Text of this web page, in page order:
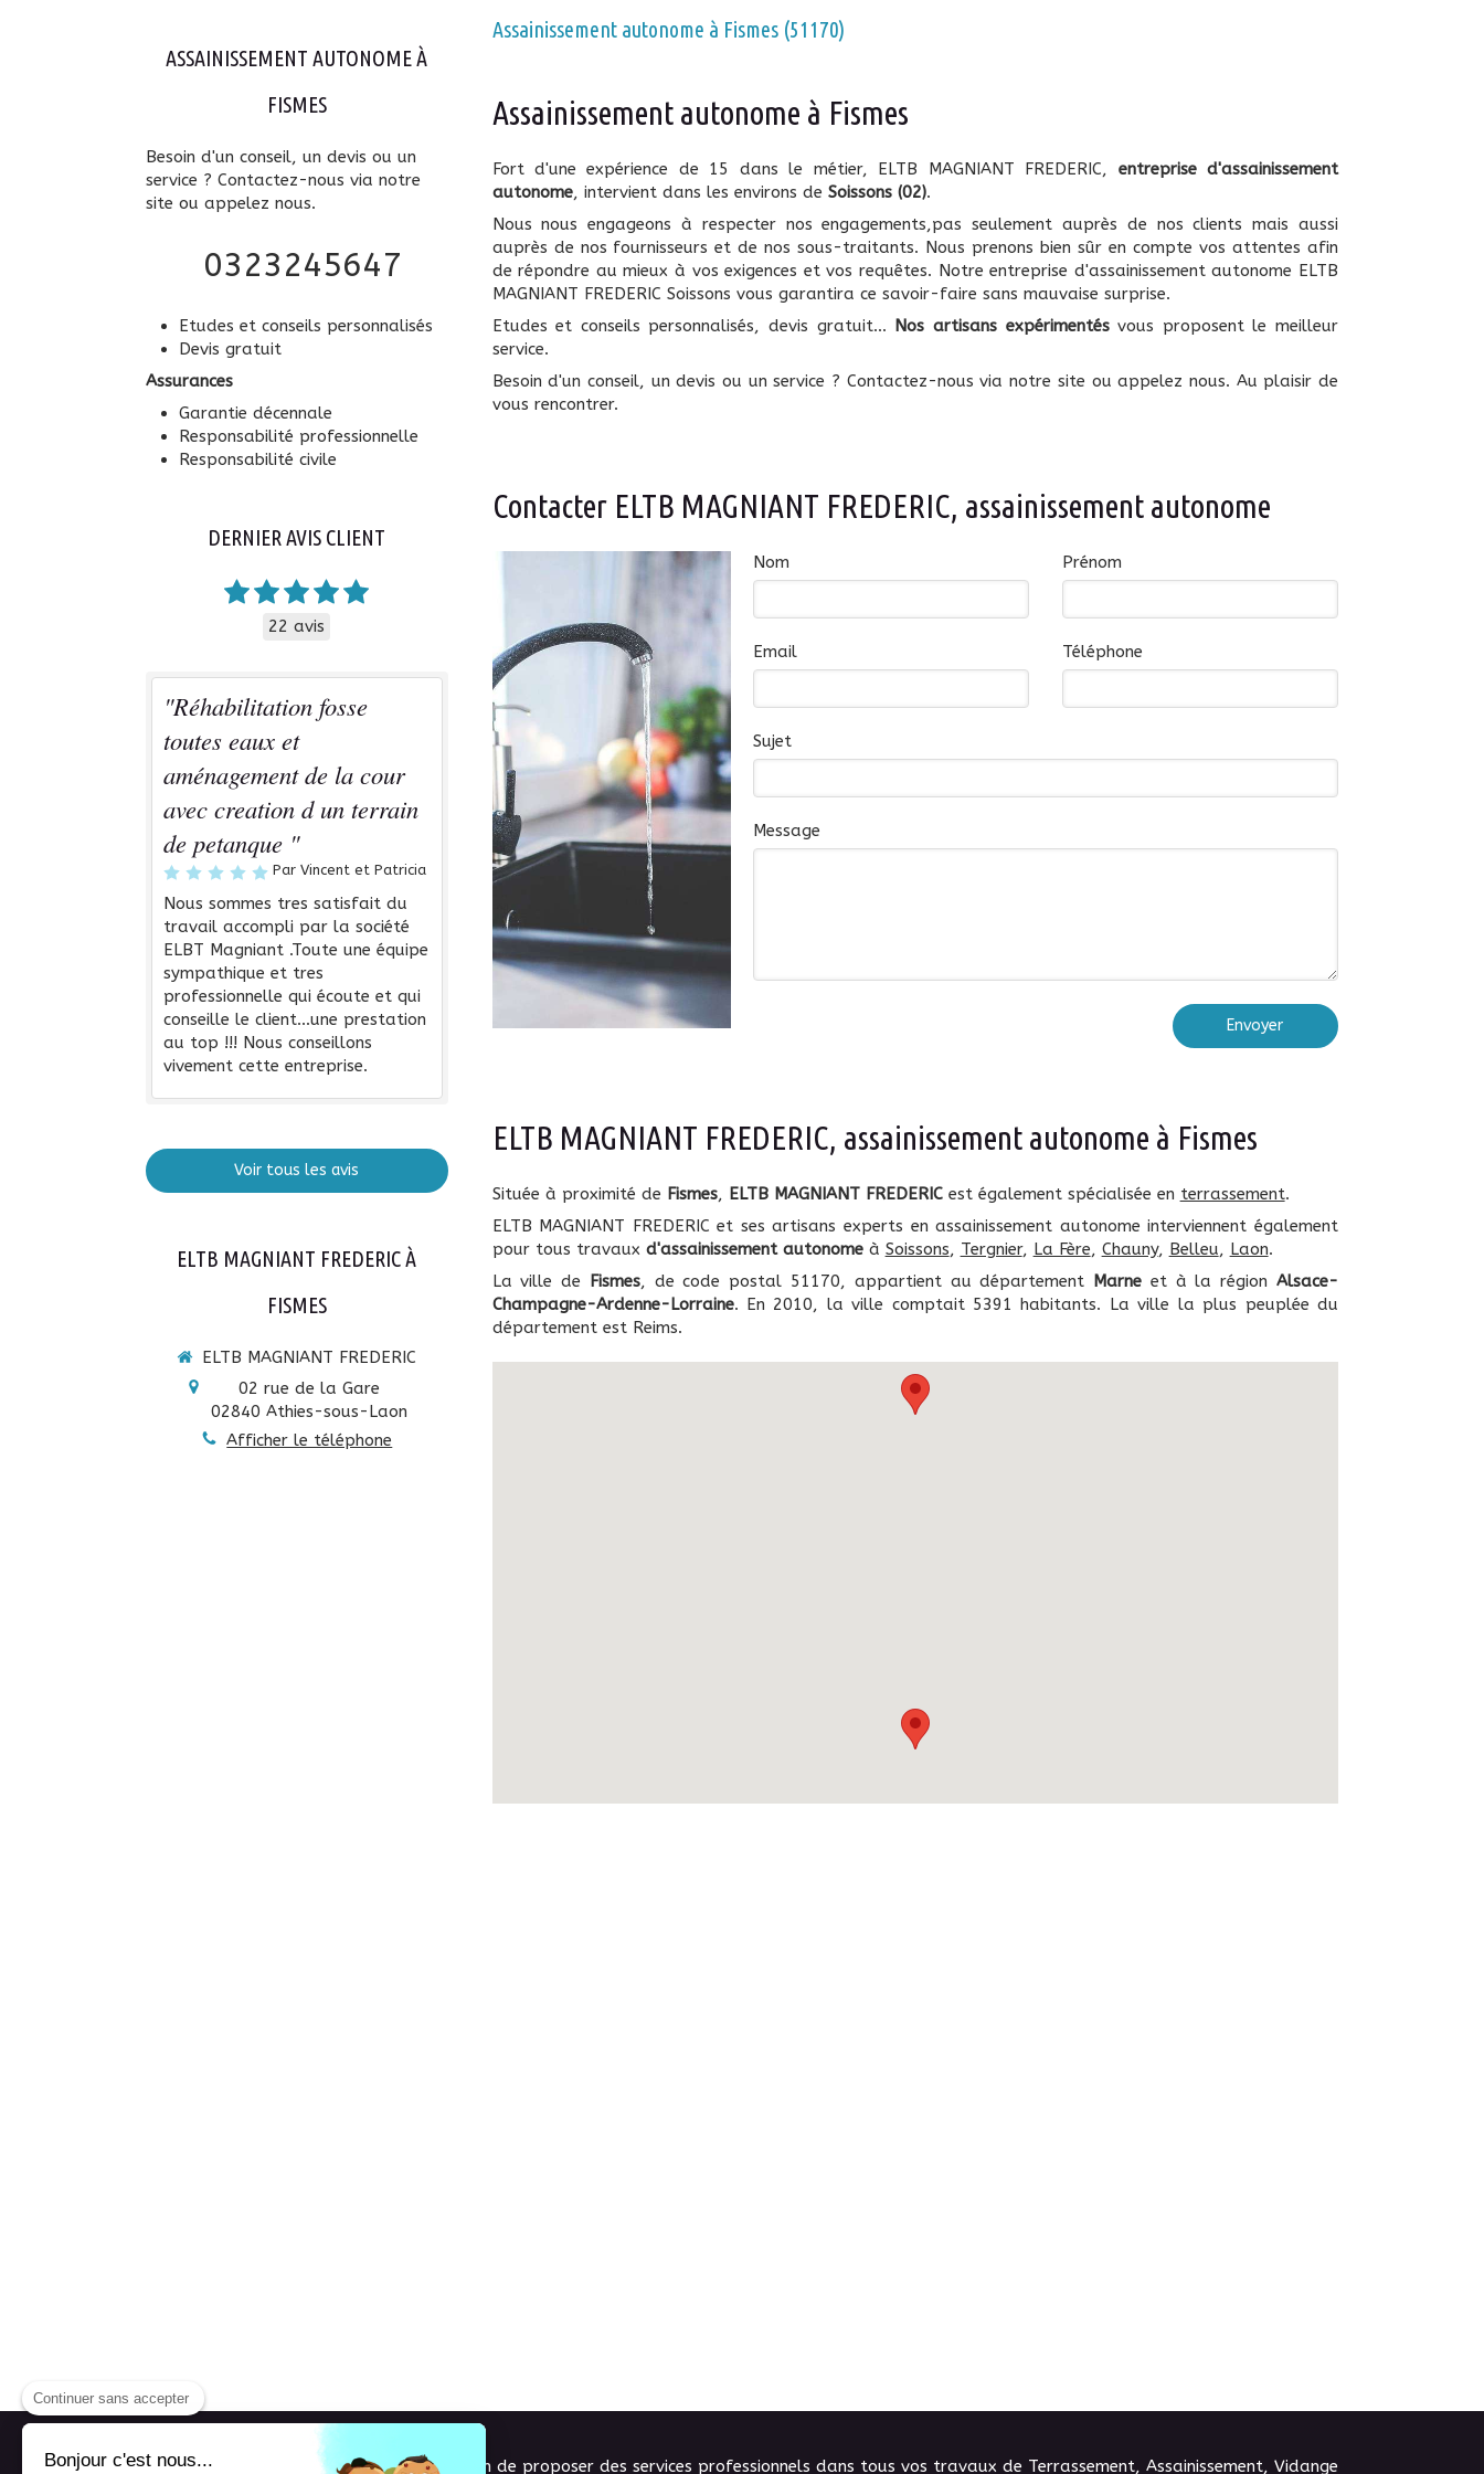
Assainissement autonome à Fismes (51170)
Assainissement autonome à Fismes
Fort d'une expérience de 15 dans le métier, ELTB MAGNIANT FREDERIC, entreprise d'assainissement
autonome, intervient dans les environs de Soissons (02).
Nous nous engageons à respecter nos engagements,pas seulement auprès de nos clients mais aussi
auprès de nos fournisseurs et de nos sous-traitants. Nous prenons bien sûr en compte vos attentes afin
de répondre au mieux à vos exigences et vos requêtes. Notre entreprise d'assainissement autonome ELTB
MAGNIANT FREDERIC Soissons vous garantira ce savoir-faire sans mauvaise surprise.
Etudes et conseils personnalisés, devis gratuit... Nos artisans expérimentésvous proposent le meilleur
service.
Besoin d'un conseil, un devis ou un service ? Contactez-nous via notre site ou appelez nous. Au plaisir de
vous rencontrer.
Contacter ELTB MAGNIANT FREDERIC, assainissement autonome
Nom Prénom
Email Téléphone
Sujet
Message
Envoyer
ELTB MAGNIANT FREDERIC, assainissement autonome à Fismes
Située à proximité de Fismes, ELTB MAGNIANT FREDERICest également spécialisée en terrassement.
ELTB MAGNIANT FREDERIC et ses artisans experts en assainissement autonome interviennent également
pour tous travaux d'assainissement autonomeà Soissons, Tergnier, La Fère, Chauny, Belleu, Laon.
La ville de
Fismes, de code postal 51170, appartient au département Marne et à la région Alsace-
Champagne-Ardenne-Lorraine. En 2010, la ville comptait 5391 habitants. La ville la plus peuplée du
département est Reims.
ASSAINISSEMENT AUTONOME À
FISMES
Besoin d'un conseil, un devis ou un
service ? Contactez-nous via notre
site ou appelez nous.
0323245647
Etudes et conseils personnalisés
Devis gratuit
Assurances
Garantie décennale
Responsabilité professionnelle
Responsabilité civile
DERNIER AVIS CLIENT
22 avis
"Réhabilitation fosse
toutes eaux et
aménagement de la cour
avec creation d un terrain
de petanque "
Par Vincent et Patricia
Nous sommes tres satisfait du
travail accompli par la société
ELBT Magniant .Toute une équipe
sympathique et tres
professionnelle qui écoute et qui
conseille le client...une prestation
au top !!! Nous conseillons
vivement cette entreprise.
Voir tous les avis
ELTB MAGNIANT FREDERIC À
FISMES
ELTB MAGNIANT FREDERIC
02 rue de la Gare
02840 Athies-sous-Laon
Afficher le téléphone
La Société ELTB est à votre disposition afin de proposer des services professionnels dans tous vos travaux de Terrassement, Assainissement, Vidange
Continuer sans accepter
Bonjour c'est nous...